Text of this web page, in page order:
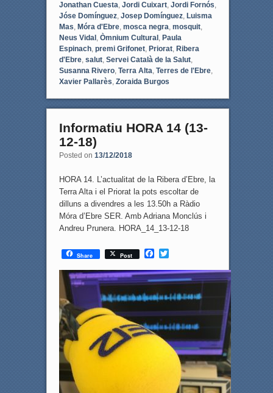
Jonathan Cuesta, Jordi Cuixart, Jordi Fornós,
Jóse Domínguez, Josep Domínguez, Luisma
Mas, Móra d'Ebre, mosca negra, mosquit,
Neus Vidal , Òmnium Cultural , Paula
Espinach, premi Grifonet, Priorat, Ribera
d'Ebre, salut, Servei Català de la Salut,
Susanna Rivero, Terra Alta, Terres de l'Ebre,
Xavier Pallarès, Zoraida Burgos
Informatiu HORA 14 (13-
12-18)
Posted on 13/12/2018
HORA 14. L’actualitat de la Ribera d’Ebre, la
Terra Alta i el Priorat la pots escoltar de
dilluns a divendres a les 13.50h a Ràdio
Móra d’Ebre SER. Amb Adriana Monclús i
Andreu Prunera. HORA_14_13-12-18
Share Post
F
c
e
b
o
o
k
T
i
t
t
e
r